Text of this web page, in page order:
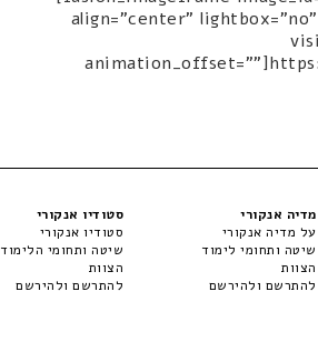
align="center"
מדיה אנקורי
על מדיה אנקורי
שיטה ותחומי לימוד
הצוות
להתרשם ולהירשם
סטודיו אנקורי
סטודיו אנקורי
שיטה ותחומי הלימוד
הצוות
להתרשם ולהירשם